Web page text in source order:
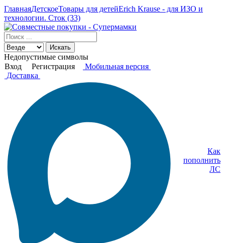
ГлавнаяДетскоеТовары для детейErich Krause - для ИЗО и
технологии. Сток (33)
Искать
Недопустимые символы
Вход
Регистрация
Мобильная версия
Доставка
Как
пополнить
ЛС